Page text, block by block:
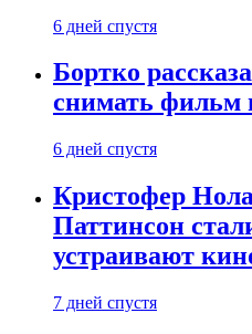
6 дней спустя
Бортко
снимать фильм
6 дней спустя
Кристофер
Паттинсон
устраивают
7 дней спустя